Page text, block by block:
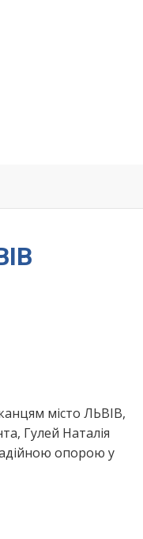
місто ЛЬВІВ,
Гулей Наталія
опорою у